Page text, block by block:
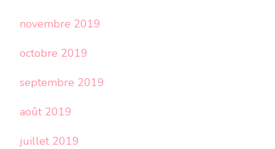
novembre 2019
octobre 2019
septembre 2019
août 2019
juillet 2019